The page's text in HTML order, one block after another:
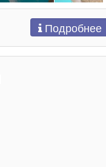
Подробнее